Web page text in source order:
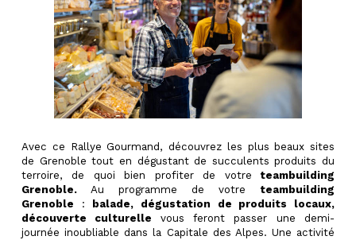
Avec ce Rallye Gourmand, découvrez les plus beaux sites
de Grenoble tout en dégustant de succulents produits du
terroire, de quoi bien profiter de votre teambuilding
Grenoble. Au programme de votre teambuilding
Grenoble :
balade, dégustation de produits locaux,
découverte culturelle vous feront passer une demi-
journée inoubliable dans la Capitale des Alpes. Une activité